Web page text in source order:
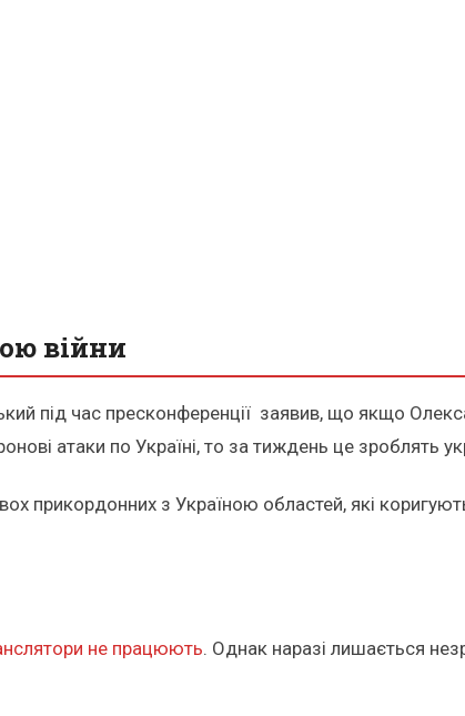
війни
під час пресконференції заявив, що якщо
атаки по Україні, то за тиждень це зроблять
прикордонних з Україною областей, які
не працюють. Однак наразі лишається